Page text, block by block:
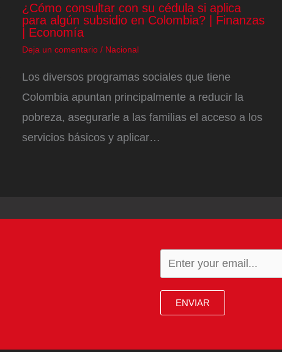
¿Cómo consultar con su cédula si aplica
para algún subsidio en Colombia? | Finanzas
| Economía
Deja un comentario / Nacional
Los diversos programas sociales que tiene
Colombia apuntan principalmente a reducir la
pobreza, asegurarle a las familias el acceso a los
servicios básicos y aplicar…
ENVIAR